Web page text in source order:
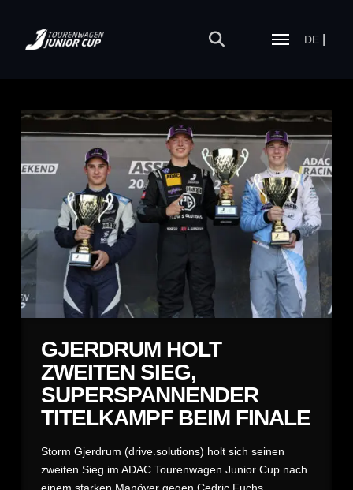
DE
GJERDRUM HOLT
ZWEITEN SIEG,
SUPERSPANNENDER
TITELKAMPF BEIM FINALE
Storm Gjerdrum (drive.solutions) holt sich seinen
zweiten Sieg im ADAC Tourenwagen Junior Cup nach